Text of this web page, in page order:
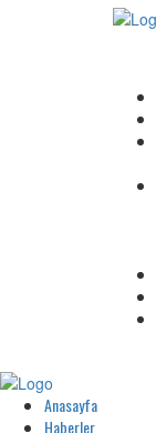
Anasayfa
Haberler